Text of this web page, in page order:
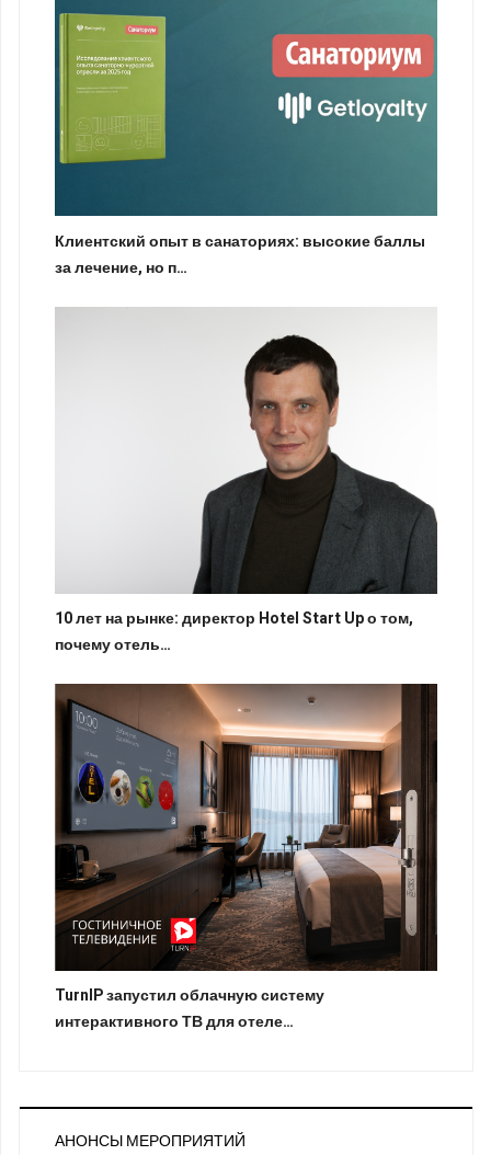
Клиентский опыт в санаториях: высокие баллы
за лечение, но п…
10 лет на рынке: директор Hotel Start Up о том,
почему отель…
TurnIP запустил облачную систему
интерактивного ТВ для отеле…
АНОНСЫ МЕРОПРИЯТИЙ